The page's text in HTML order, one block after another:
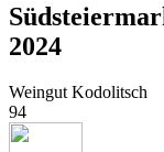
2024
Weingut Kodolitsch
94